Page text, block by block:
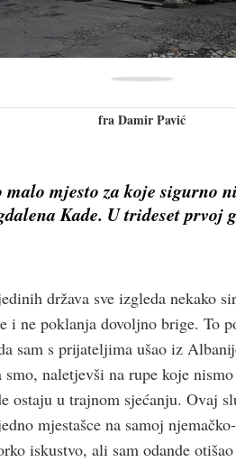
fra Damir Pavić
malo mjesto za koje sigurno
Kade. U trideset prvoj
država sve izgleda nekako
i ne poklanja dovoljno brige. To
sam s prijateljima ušao iz
naletjevši na rupe koje
ostaju u trajnom sjećanju. Ovaj
mjestašce na samoj
iskustvo, ali sam odande